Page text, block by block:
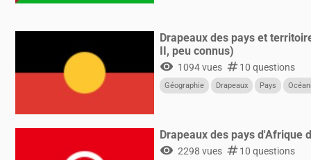
Drapeaux des pays et
II, peu connus)
visibility 1094 vues numbers10 questions
Géographie Drapeaux Pays
Drapeaux des pays d'Afrique
visibility 2298 vues numbers10 questions